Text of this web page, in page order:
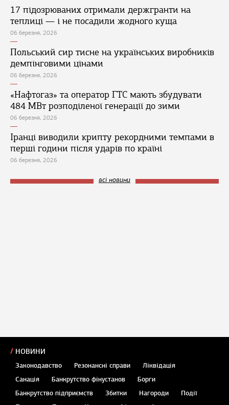
17 підозрюваних отримали держгранти на
теплиці — і не посадили жодного куща
06 березня, 2026
Польський сир тисне на українських виробників
демпінговими цінами
06 березня, 2026
«Нафтогаз» та оператор ГТС мають збудувати
484 МВт розподіленої генерації до зими
06 березня, 2026
Іранці виводили крипту рекордними темпами в
перші години після ударів по країні
06 березня, 2026
всі новини
НОВИНИ
Законодавство Резонансні справи
Ліквідація
Санація
Банкрутство фінустанов
Борги
Банкрутство підприємств
Збитки Нагороди
Події